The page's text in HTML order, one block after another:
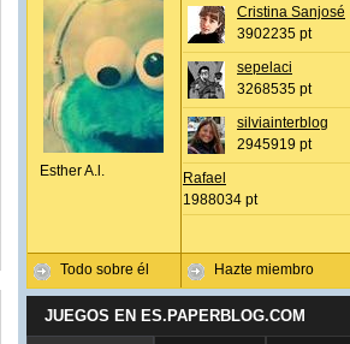
Esther A.l.
Todo sobre él
Cristina Sanjosé
3902235 pt
sepelaci
3268535 pt
silviainterblog
2945919 pt
Rafael
1988034 pt
Hazte miembro
JUEGOS EN ES.PAPERBLOG.COM